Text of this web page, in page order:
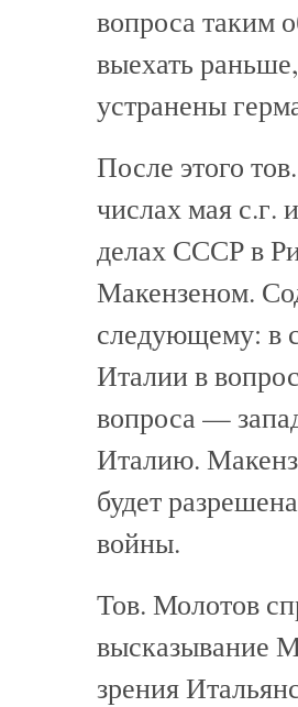
вопроса таким
выехать
устранены
После этого
числах мая с.г.
делах СССР в
Макензеном.
следующему: в
Италии в
вопроса —
Италию.
будет
войны.
Тов. Молотов
высказывание
зрения